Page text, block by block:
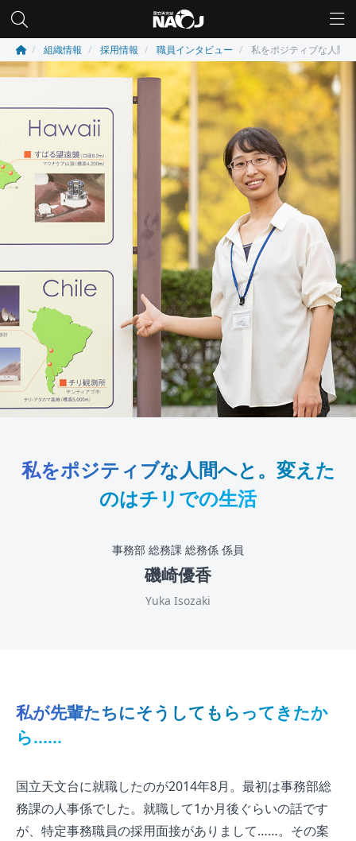
組織情報 採用情報 職員インタビュー 私をポジティブな人間
私をポジティブな人間へと。変えた
のはチリでの生活
事務部 総務課 総務係 係員
磯崎優香
Yuka Isozaki
私が先輩たちにそうしてもらってきたか
ら……
国立天文台に就職したのが2014年8月。最初は事務部総
務課の人事係でした。就職して1か月後ぐらいの話です
が、特定事務職員の採用面接がありまして……。その案